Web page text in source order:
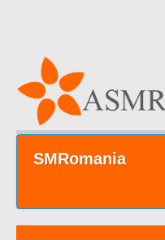
Sari la
navigare
Secţiuni
SMRomania